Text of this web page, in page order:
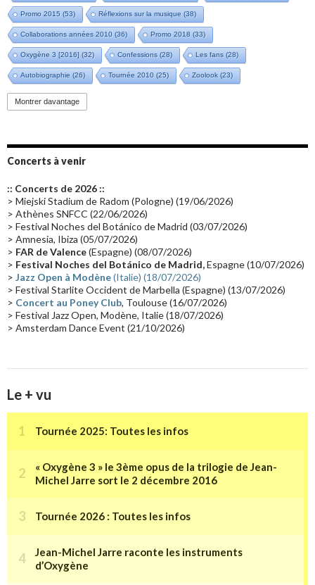
Promo 2015 (53) Réflexions sur la musique (38)
Collaborations années 2010 (36) Promo 2018 (33)
Oxygène 3 [2016] (32) Confessions (28) Les fans (28)
Autobiographie (26) Tournée 2010 (25) Zoolook (23)
Promo 2019(23)
Groupe de Recherche Musicale
Passages radio Vidéo Jarrecast (16) Synthé 80's
Les concerts en Chine(16) Cinéma
Synthé Roland(15) Belgique(15)
(14) Astronomie (14)
Tournée 2025(14) 2024(14) Chine(13)
Montrer davantage
Concerts à venir
:: Concerts de 2026 ::
> Miejski Stadium de Radom (Pologne) (19/06/2026)
> Athènes SNFCC (22/06/2026)
> Festival Noches del Botánico de Madrid (03/07/2026)
> Amnesia, Ibiza (05/07/2026)
> FAR de Valence(Espagne) (08/07/2026)
> Festival Noches del Botánico de Madrid,Espagne (10/07/2026)
> Jazz Open à Modène(Italie) (18/07/2026)
> Festival Starlite Occident de Marbella (Espagne) (13/07/2026)
> Concert au Poney Club, Toulouse (16/07/2026)
> Festival Jazz Open, Modène, Italie (18/07/2026)
> Amsterdam Dance Event (21/10/2026)
Le + vu